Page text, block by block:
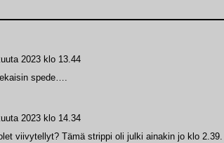
2023 klo 13.44
spede….
2023 klo 14.34
viivytellyt? Tämä strippi oli julki ainakin jo klo 2.39.